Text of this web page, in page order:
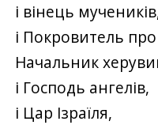
і вінець
і Покровитель
Начальник
і Господь ангелів,
і Цар Ізраїля,